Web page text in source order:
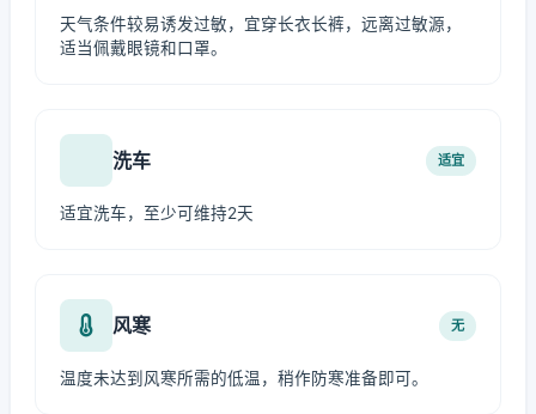
天气条件较易诱发过敏，宜穿长衣长裤，远离过敏源，
适当佩戴眼镜和口罩。
洗车 适宜
适宜洗车，至少可维持2天
风寒 无
温度未达到风寒所需的低温，稍作防寒准备即可。